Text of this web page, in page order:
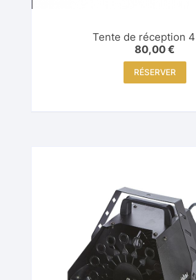
Tente de réception
80,00€
RÉSERVER